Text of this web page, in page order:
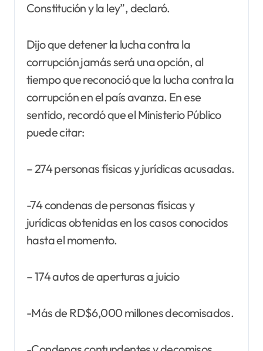
Constitución y la ley”, declaró.
Dijo que detener la lucha contra la
corrupción jamás será una opción, al
tiempo que reconoció que la lucha contra la
corrupción en el país avanza. En ese
sentido, recordó que el Ministerio Público
puede citar:
– 274 personas físicas y jurídicas acusadas.
-74 condenas de personas físicas y
jurídicas obtenidas en los casos conocidos
hasta el momento.
– 174 autos de aperturas a juicio
-Más de RD$6,000 millones decomisados.